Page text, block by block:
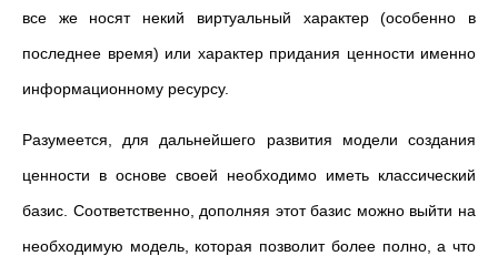
все же носят некий виртуальный характер (особенно в
последнее время) или характер придания ценности именно
информационному ресурсу.
Разумеется, для дальнейшего развития модели создания
ценности в основе своей необходимо иметь классический
базис. Соответственно, дополняя этот базис можно выйти на
необходимую модель, которая позволит более полно, а что